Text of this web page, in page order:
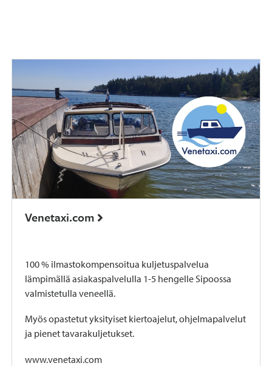
Venetaxi.com
100 % ilmastokompensoitua kuljetuspalvelua
lämpimällä asiakaspalvelulla 1-5 hengelle Sipoossa
valmistetulla veneellä.
Myös opastetut yksityiset kiertoajelut, ohjelmapalvelut
ja pienet tavarakuljetukset.
www.venetaxi.com